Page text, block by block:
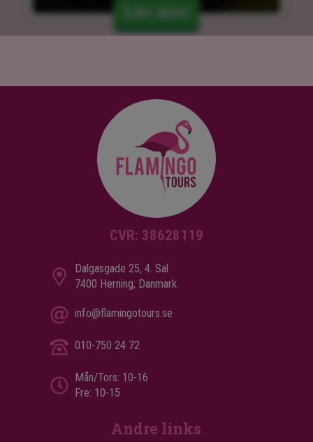
Läs mer
CVR: 38628119
Dalgasgade 25, 4. Sal
7400 Herning, Danmark
info@flamingotours.se
010-750 24 72
Mån/Tors: 10-16
Fre: 10-15
Andre links